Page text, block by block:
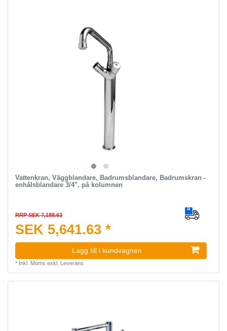
Vattenkran, Väggblandare, Badrumsblandare, Badrumskran -
enhålsblandare 3/4", på kolumnen
RRP SEK 7,188.63
SEK 5,641.63 *
Lagg till i kundvagnen
* Inkl. Moms exkl. Leverans